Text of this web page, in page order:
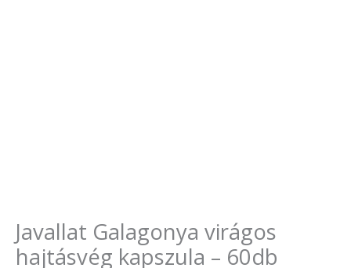
Javallat Galagonya virágos
hajtásvég kapszula – 60db